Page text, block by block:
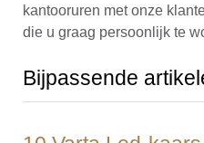
kantooruren met onze
die u graag persoonlijk te
Bijpassende